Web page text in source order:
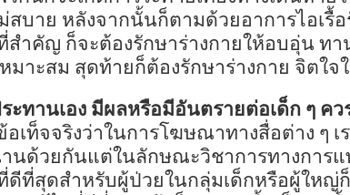
สบาย หลังจากนั้นก็ตามด้วยอาการไอเรื้
สำคัญ ก็จะต้องรักษาร่างกายให้อบอุ่น ทา
มาะสม สุดท้ายก็ต้องรักษาร่างกาย จิตใจ
ะทานเอง มีผลหรือมีอันตรายต่อเด็ก ๆ ค
เท็จจริงว่าในการโฆษณาทางสื่อต่าง ๆ
นด้วยกันแต่ในลักษณะวิชาการทางการแ
ดีที่สุดสำหรับผู้ป่วยในกลุ่มเด็กหรือผู้ใหญ่